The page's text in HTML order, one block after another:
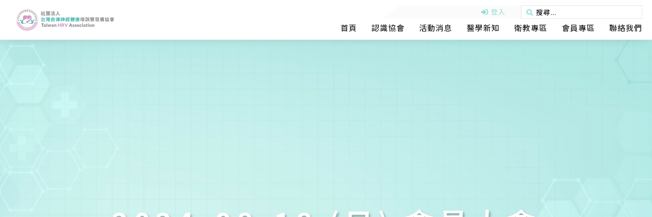
登入
首頁 認識協會 活動消息 醫學新知 衛教專區 會員專區 聯絡我們